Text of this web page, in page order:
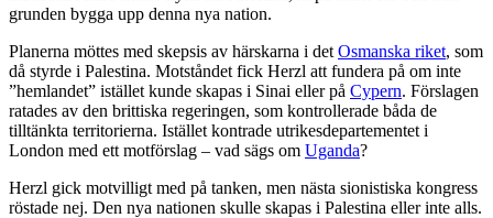
grunden bygga upp denna nya nation.
Planerna möttes med skepsis av härskarna i det Osmanska riket, som
då styrde i Palestina. Motståndet fick Herzl att fundera på om inte
”hemlandet” istället kunde skapas i Sinai eller på Cypern. Förslagen
ratades av den brittiska regeringen, som kontrollerade båda de
tilltänkta territorierna. Istället kontrade utrikesdepartementet i
London med ett motförslag – vad sägs om Uganda?
Herzl gick motvilligt med på tanken, men nästa sionistiska kongress
röstade nej. Den nya nationen skulle skapas i Palestina eller inte alls.